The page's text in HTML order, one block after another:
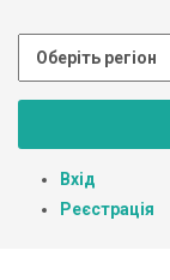
Вхід
Реєстрація